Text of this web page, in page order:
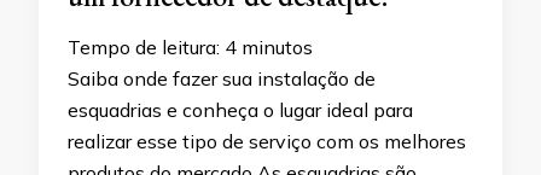
Tempo de leitura: 4 minutos
Saiba onde fazer sua instalação de
esquadrias e conheça o lugar ideal para
realizar esse tipo de serviço com os melhores